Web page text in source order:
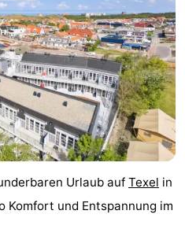
Urlaub auf Texel in
Komfort und Entspannung im